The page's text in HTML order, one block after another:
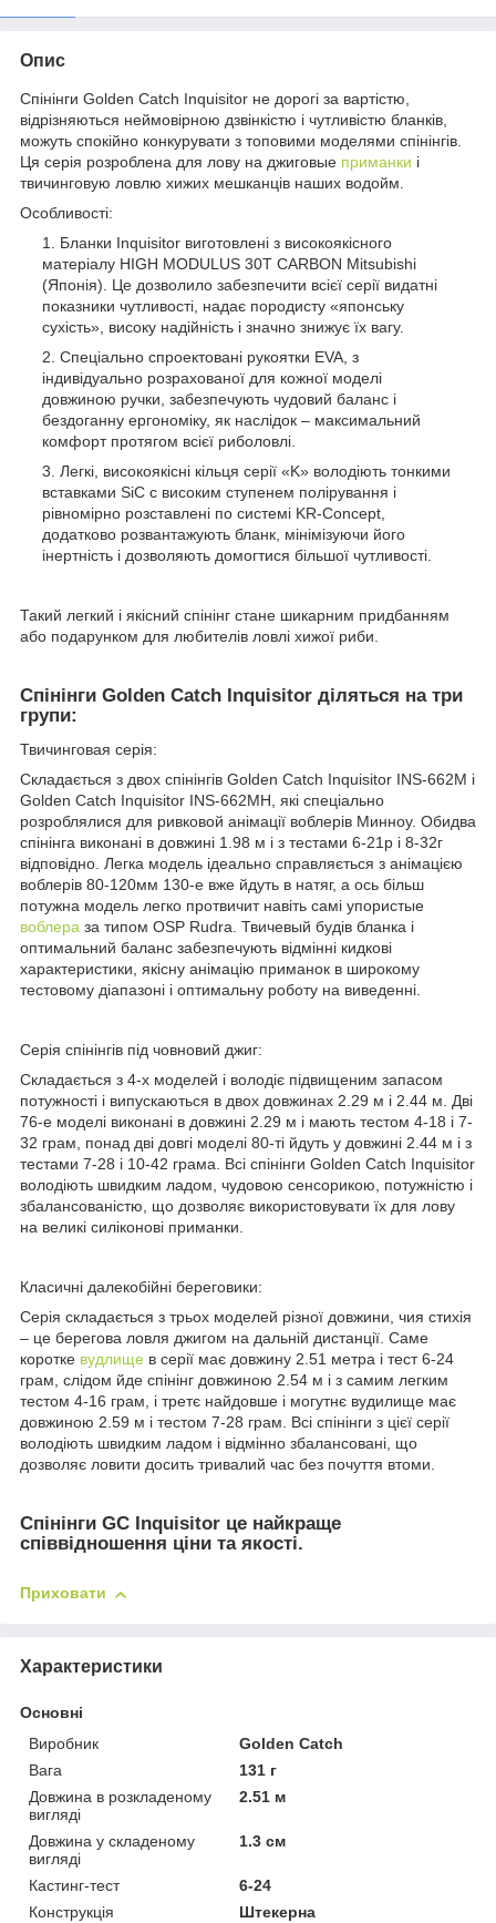
Опис
Спінінги Golden Catch Inquisitor не дорогі за вартістю,
відрізняються неймовірною дзвінкістю і чутливістю бланків,
можуть спокійно конкурувати з топовими моделями спінінгів.
Ця серія розроблена для лову на джиговые приманки і
твичинговую ловлю хижих мешканців наших водойм.
Особливості:
Бланки Inquisitor виготовлені з високоякісного
матеріалу HIGH MODULUS 30T CARBON Mitsubishi
(Японія). Це дозволило забезпечити всієї серії видатні
показники чутливості, надає породисту «японську
сухість», високу надійність і значно знижує їх вагу.
Спеціально спроектовані рукоятки EVA, з
індивідуально розрахованої для кожної моделі
довжиною ручки, забезпечують чудовий баланс і
бездоганну ергономіку, як наслідок – максимальний
комфорт протягом всієї риболовлі.
Легкі, високоякісні кільця серії «K» володіють тонкими
вставками SiC c високим ступенем полірування і
рівномірно розставлені по системі KR-Concept,
додатково розвантажують бланк, мінімізуючи його
інертність і дозволяють домогтися більшої чутливості.
Такий легкий і якісний спінінг стане шикарним придбанням
або подарунком для любителів ловлі хижої риби.
Спінінги Golden Catch Inquisitor діляться на три
групи:
Твичинговая серія:
Складається з двох спінінгів Golden Catch Inquisitor INS-662M і
Golden Catch Inquisitor INS-662MH, які спеціально
розроблялися для ривковой анімації воблерів Минноу. Обидва
спінінга виконані в довжині 1.98 м і з тестами 6-21р і 8-32г
відповідно. Легка модель ідеально справляється з анімацією
воблерів 80-120мм 130-е вже йдуть в натяг, а ось більш
потужна модель легко протвичит навіть самі упористые
воблера за типом OSP Rudra. Твичевый будів бланка і
оптимальний баланс забезпечують відмінні кидкові
характеристики, якісну анімацію приманок в широкому
тестовому діапазоні і оптимальну роботу на виведенні.
Серія спінінгів під човновий джиг:
Складається з 4-х моделей і володіє підвищеним запасом
потужності і випускаються в двох довжинах 2.29 м і 2.44 м. Дві
76-е моделі виконані в довжині 2.29 м і мають тестом 4-18 і 7-
32 грам, понад дві довгі моделі 80-ті йдуть у довжині 2.44 м і з
тестами 7-28 і 10-42 грама. Всі спінінги Golden Catch Inquisitor
володіють швидким ладом, чудовою сенсорикою, потужністю і
збалансованістю, що дозволяє використовувати їх для лову
на великі силіконові приманки.
Класичні далекобійні береговики:
Серія складається з трьох моделей різної довжини, чия стихія
– це берегова ловля джигом на дальній дистанції. Саме
коротке вудлище в серії має довжину 2.51 метра і тест 6-24
грам, слідом йде спінінг довжиною 2.54 м і з самим легким
тестом 4-16 грам, і третє найдовше і могутнє вудилище має
довжиною 2.59 м і тестом 7-28 грам. Всі спінінги з цієї серії
володіють швидким ладом і відмінно збалансовані, що
дозволяє ловити досить тривалий час без почуття втоми.
Спінінги GC Inquisitor це найкраще
співвідношення ціни та якості.
Приховати
Характеристики
Основні
Виробник
Golden Catch
Вага
131 г
Довжина в розкладеному
вигляді
2.51 м
Довжина у складеному
вигляді
1.3 см
Кастинг-тест
6-24
Конструкція
Штекерна